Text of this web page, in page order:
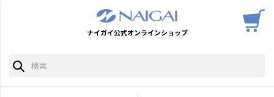
ナイガイ公式オンラインショップ